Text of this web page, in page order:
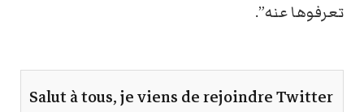
تعرفوها عنه”.
Salut à tous, je viens de rejoindre Twitter